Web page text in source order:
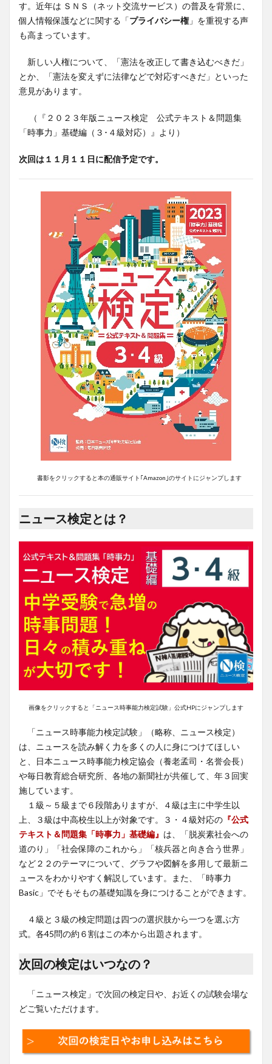
す。近年は ＳＮＳ（ネット交流サービス）の普及を背景に、
個人情報保護などに関する「プライバシー権」を重視する声
も高まっています。
新しい人権について、「憲法を改正して書き込むべきだ」
とか、「憲法を変えずに法律などで対応すべきだ」といった
意見があります。
（『２０２３年版ニュース検定 公式テキスト＆問題集
「時事力」基礎編（３･４級対応）』より）
次回は１１月１１日に配信予定です。
書影をクリックすると本の通販サイト｢Amazon｣のサイトにジャンプします
ニュース検定とは？
画像をクリックすると「ニュース時事能力検定試験」公式HPにジャンプします
「ニュース時事能力検定試験」（略称、ニュース検定）
は、ニュースを読み解く力を多くの人に身につけてほしい
と、日本ニュース時事能力検定協会（養老孟司・名誉会長）
や毎日教育総合研究所、各地の新聞社が共催して、年３回実
施しています。
１級～５級まで６段階ありますが、４級は主に中学生以
上、３級は中高校生以上が対象です。３・４級対応の 『公式
テキスト＆問題集「時事力」基礎編』 は、「脱炭素社会への
道のり」「社会保障のこれから」「核兵器と向き合う世界」
など２２のテーマについて、グラフや図解を多用して最新ニ
ュースをわかりやすく解説しています。また、「時事力
Basic」でそもそもの基礎知識を身につけることができます。
４級と３級の検定問題は四つの選択肢から一つを選ぶ方
式。各45問の約６割はこの本から出題されます。
次回の検定はいつなの？
「ニュース検定」で次回の検定日や、お近くの試験会場な
どご覧いただけます。